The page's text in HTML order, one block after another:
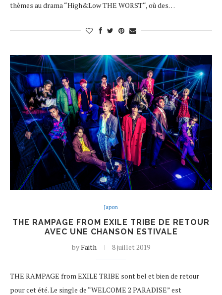
thèmes au drama “High&Low THE WORST“, où des…
Japon
THE RAMPAGE FROM EXILE TRIBE DE RETOUR
AVEC UNE CHANSON ESTIVALE
byFaith 8 juillet 2019
THE RAMPAGE from EXILE TRIBE sont bel et bien de retour
pour cet été. Le single de “WELCOME 2 PARADISE” est